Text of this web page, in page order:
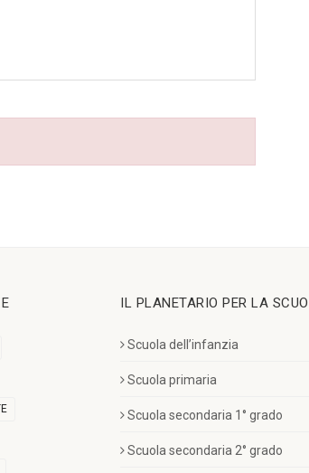
IL PLANETARIO PER LA
Scuola dell’infanzia
Scuola primaria
Scuola secondaria 1° grado
Scuola secondaria 2° grado